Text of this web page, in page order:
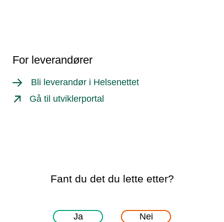
For leverandører
Bli leverandør i Helsenettet
Gå til utviklerportal
Fant du det du lette etter?
Ja Nei